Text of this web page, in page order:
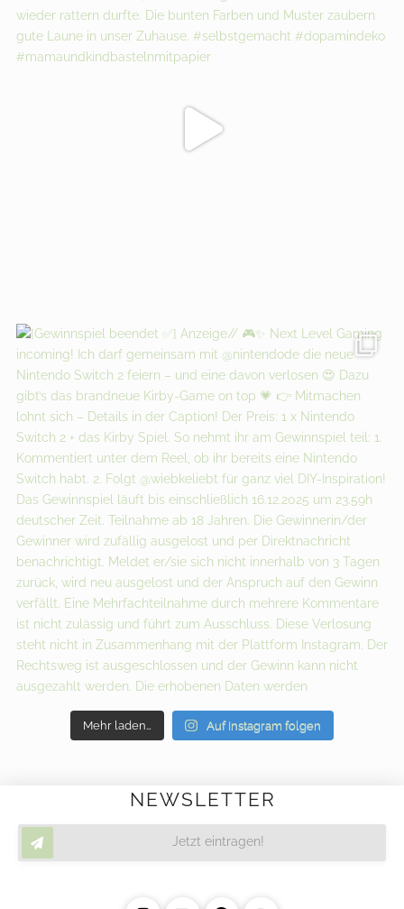
Mehr laden… Auf Instagram folgen
NEWSLETTER
Jetzt eintragen!